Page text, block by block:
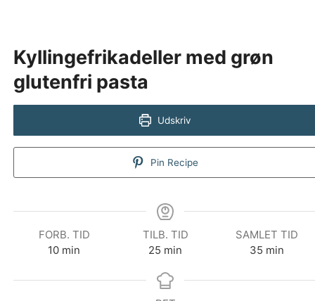
Kyllingefrikadeller med grøn
glutenfri pasta
Udskriv
Pin Recipe
FORB. TID
10minutter
min
TILB. TID
25 minutter
min
SAMLET TID
35minutter
min